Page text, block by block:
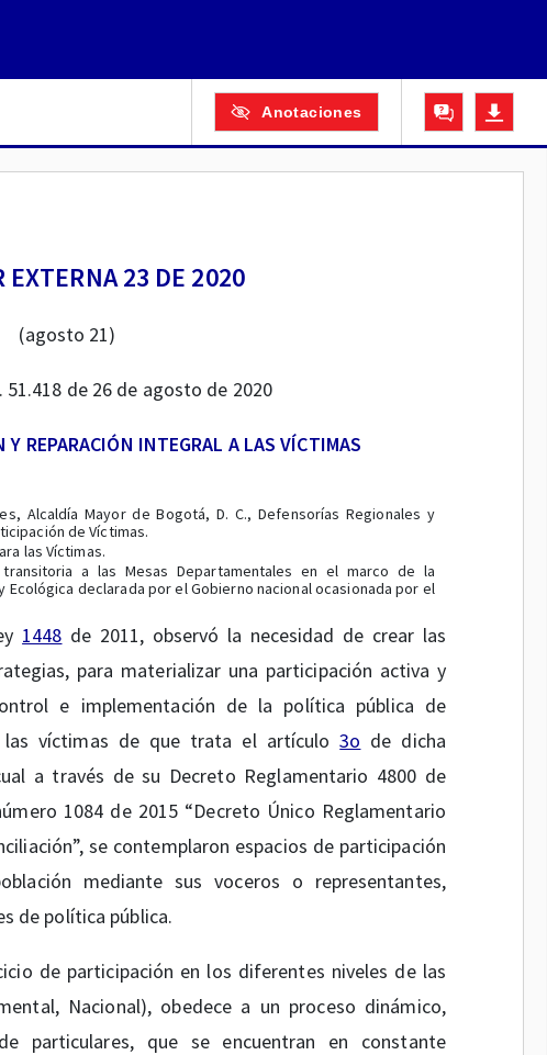
Anotaciones
EXTERNA 23 DE 2020
(agosto 21)
51.418 de 26 de agosto de 2020
Y REPARACIÓN INTEGRAL A LAS VÍCTIMAS
Alcaldía Mayor de Bogotá, D. C., Defensorías Regionales y
de Víctimas.
las Víctimas.
transitoria a las Mesas Departamentales en el marco de la
Ecológica declarada por el Gobierno nacional ocasionada por el
1448 de 2011, observó la necesidad de crear las
para materializar una participación activa y
e implementación de la política pública de
las víctimas de que trata el artículo3o de dicha
a través de su Decreto Reglamentario 4800 de
1084 de 2015 “Decreto Único Reglamentario
se contemplaron espacios de participación
mediante sus voceros o representantes,
de política pública.
de participación en los diferentes niveles de las
Nacional), obedece a un proceso dinámico,
particulares, que se encuentran en constante